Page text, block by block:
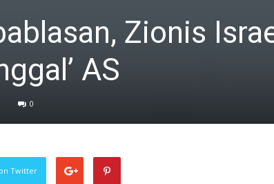
Zionis
AS
0
Twitter